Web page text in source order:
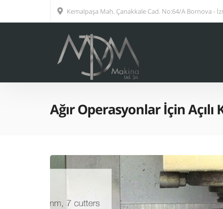
Kemalpaşa Mah. Çanakkale Cad. No:64/A Bornova -
Ağır Operasyonlar İçin Açılı